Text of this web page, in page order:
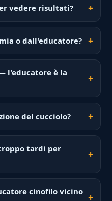
vedere risultati?
o dall'educatore?
l'educatore è la
del cucciolo?
tardi per
cinofilo vicino